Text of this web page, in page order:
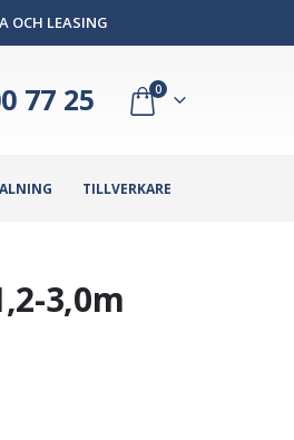
OCH LEASING
77 25 0
TILLVERKARE
3,0m